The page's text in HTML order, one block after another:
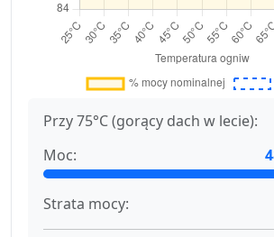
Przy 75°C (gorący dach w lecie):
Moc:
Strata mocy: